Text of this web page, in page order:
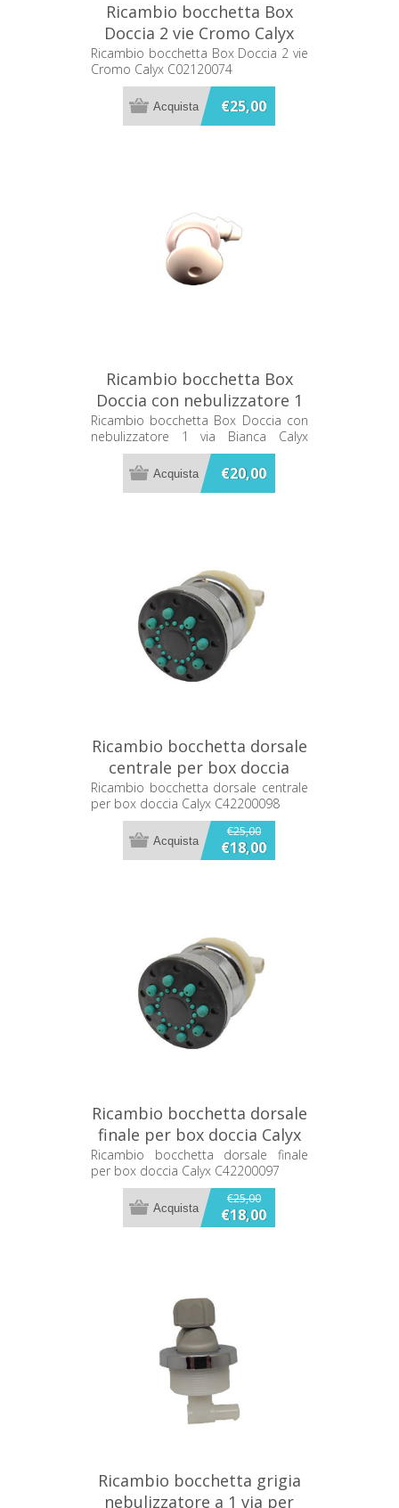
Ricambio bocchetta Box
Doccia 2 vie Cromo Calyx
C02120074
Ricambio bocchetta Box Doccia 2 vie
Cromo Calyx C02120074
€25,00
Ricambio bocchetta Box
Doccia con nebulizzatore 1
via Bianca Calyx C02120078
Ricambio bocchetta Box Doccia con
nebulizzatore 1 via Bianca Calyx
C02120078
€20,00
Ricambio bocchetta dorsale
centrale per box doccia
Calyx C42200098
Ricambio bocchetta dorsale centrale
per box doccia Calyx C42200098
€25,00
€18,00
Ricambio bocchetta dorsale
finale per box doccia Calyx
C42200097
Ricambio bocchetta dorsale finale
per box doccia Calyx C42200097
€25,00
€18,00
Ricambio bocchetta grigia
nebulizzatore a 1 via per